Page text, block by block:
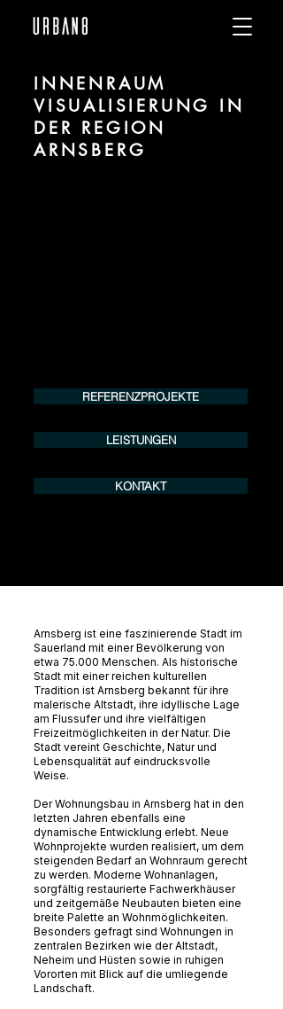
INNENRAUM
VISUALISIERUNG IN
DER REGION
ARNSBERG
REFERENZPROJEKTE
LEISTUNGEN
KONTAKT
Arnsberg ist eine faszinierende Stadt im
Sauerland mit einer Bevölkerung von
etwa 75.000 Menschen. Als historische
Stadt mit einer reichen kulturellen
Tradition ist Arnsberg bekannt für ihre
malerische Altstadt, ihre idyllische Lage
am Flussufer und ihre vielfältigen
Freizeitmöglichkeiten in der Natur. Die
Stadt vereint Geschichte, Natur und
Lebensqualität auf eindrucksvolle
Weise.
Der Wohnungsbau in Arnsberg hat in den
letzten Jahren ebenfalls eine
dynamische Entwicklung erlebt. Neue
Wohnprojekte wurden realisiert, um dem
steigenden Bedarf an Wohnraum gerecht
zu werden. Moderne Wohnanlagen,
sorgfältig restaurierte Fachwerkhäuser
und zeitgemäße Neubauten bieten eine
breite Palette an Wohnmöglichkeiten.
Besonders gefragt sind Wohnungen in
zentralen Bezirken wie der Altstadt,
Neheim und Hüsten sowie in ruhigen
Vororten mit Blick auf die umliegende
Landschaft.